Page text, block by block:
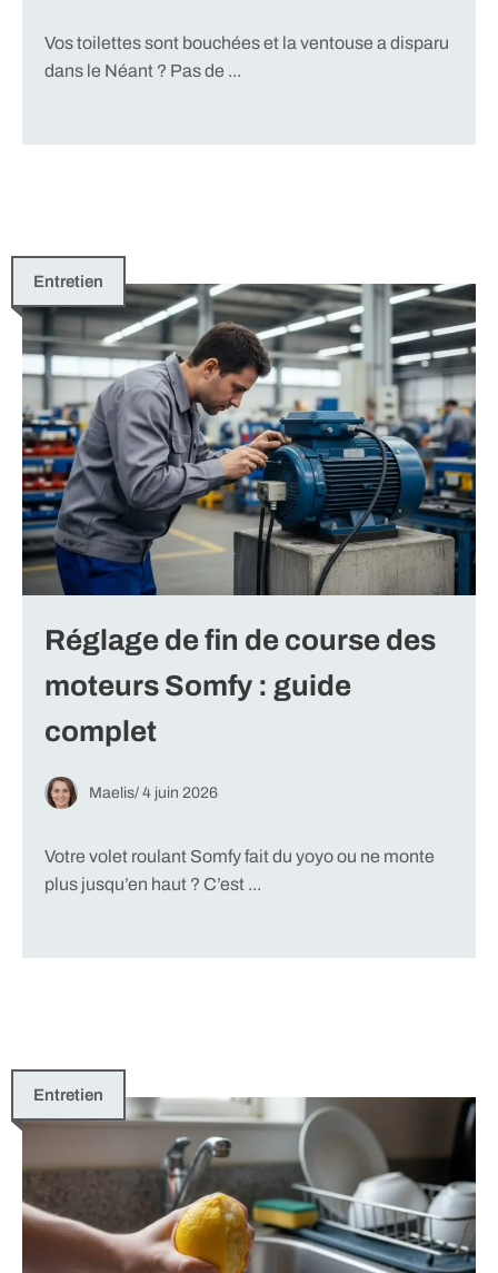
Vos toilettes sont bouchées et la ventouse a disparu
dans le Néant ? Pas de ...
Entretien
Réglage de fin de course des
moteurs Somfy : guide
complet
Maelis/ 4 juin 2026
Votre volet roulant Somfy fait du yoyo ou ne monte
plus jusqu’en haut ? C’est ...
Entretien